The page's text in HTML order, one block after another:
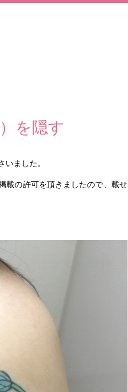
を隠す
ました。
載の許可を頂きましたので、載せ